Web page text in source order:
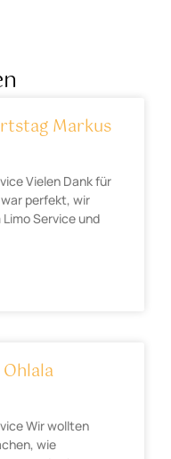
Markus
Vielen Dank für
perfekt, wir
Service und
Wir wollten
wie